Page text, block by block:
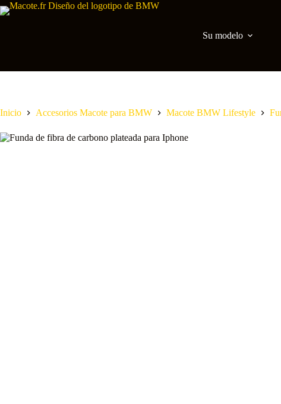
Saltar
al
Su modelo
Inicio Accesorios Macote para BMW Macote BMW Lifestyle